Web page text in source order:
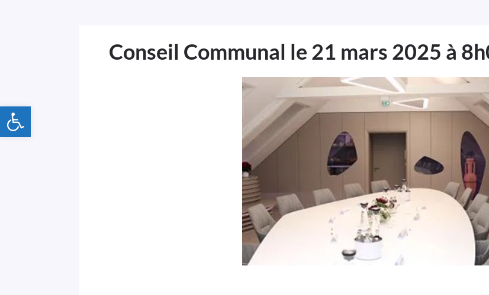
Conseil Communal le 21 mars 2025 à
Ouvrir la barre d’outils